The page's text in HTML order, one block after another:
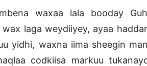
waxaa lala booday
wax laga weydiiyey, ayaa
yidhi, waxna iima sheegin
codkiisa markuu